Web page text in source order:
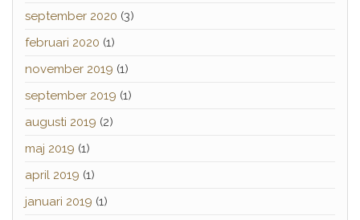
september 2020 (3)
februari 2020 (1)
november 2019 (1)
september 2019 (1)
augusti 2019 (2)
maj 2019 (1)
april 2019 (1)
januari 2019 (1)